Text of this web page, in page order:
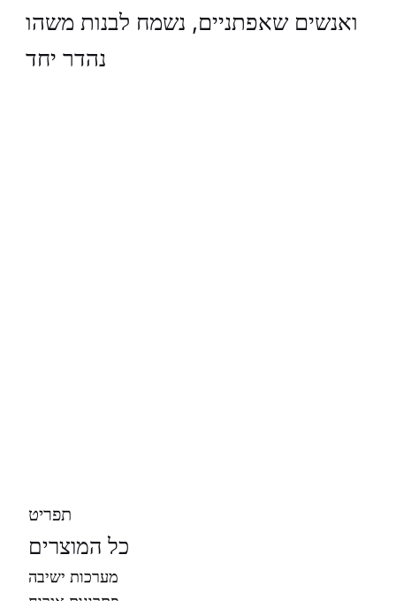
ואנשים שאפתניים, נשמח לבנות משהו
נהדר יחד
תפריט
כל המוצרים
מערכות ישיבה